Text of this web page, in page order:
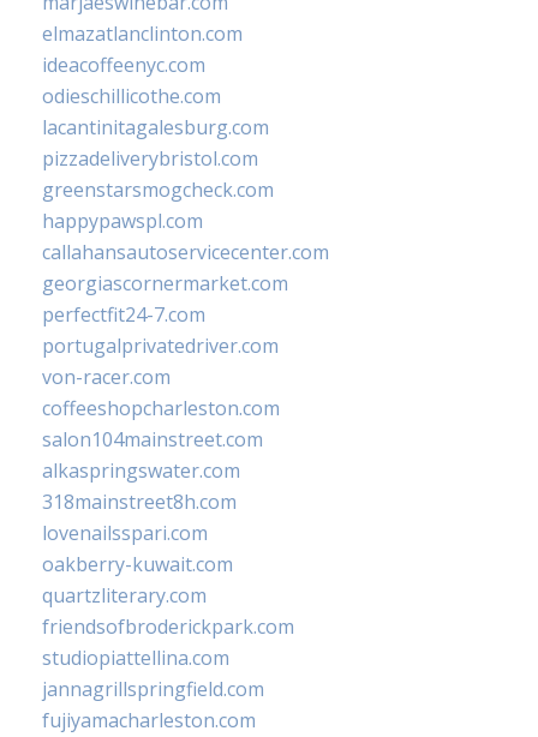
elmazatlanclinton.com
ideacoffeenyc.com
odieschillicothe.com
lacantinitagalesburg.com
pizzadeliverybristol.com
greenstarsmogcheck.com
happypawspl.com
callahansautoservicecenter.com
georgiascornermarket.com
perfectfit24-7.com
portugalprivatedriver.com
von-racer.com
coffeeshopcharleston.com
salon104mainstreet.com
alkaspringswater.com
318mainstreet8h.com
lovenailsspari.com
oakberry-kuwait.com
quartzliterary.com
friendsofbroderickpark.com
studiopiattellina.com
jannagrillspringfield.com
fujiyamacharleston.com